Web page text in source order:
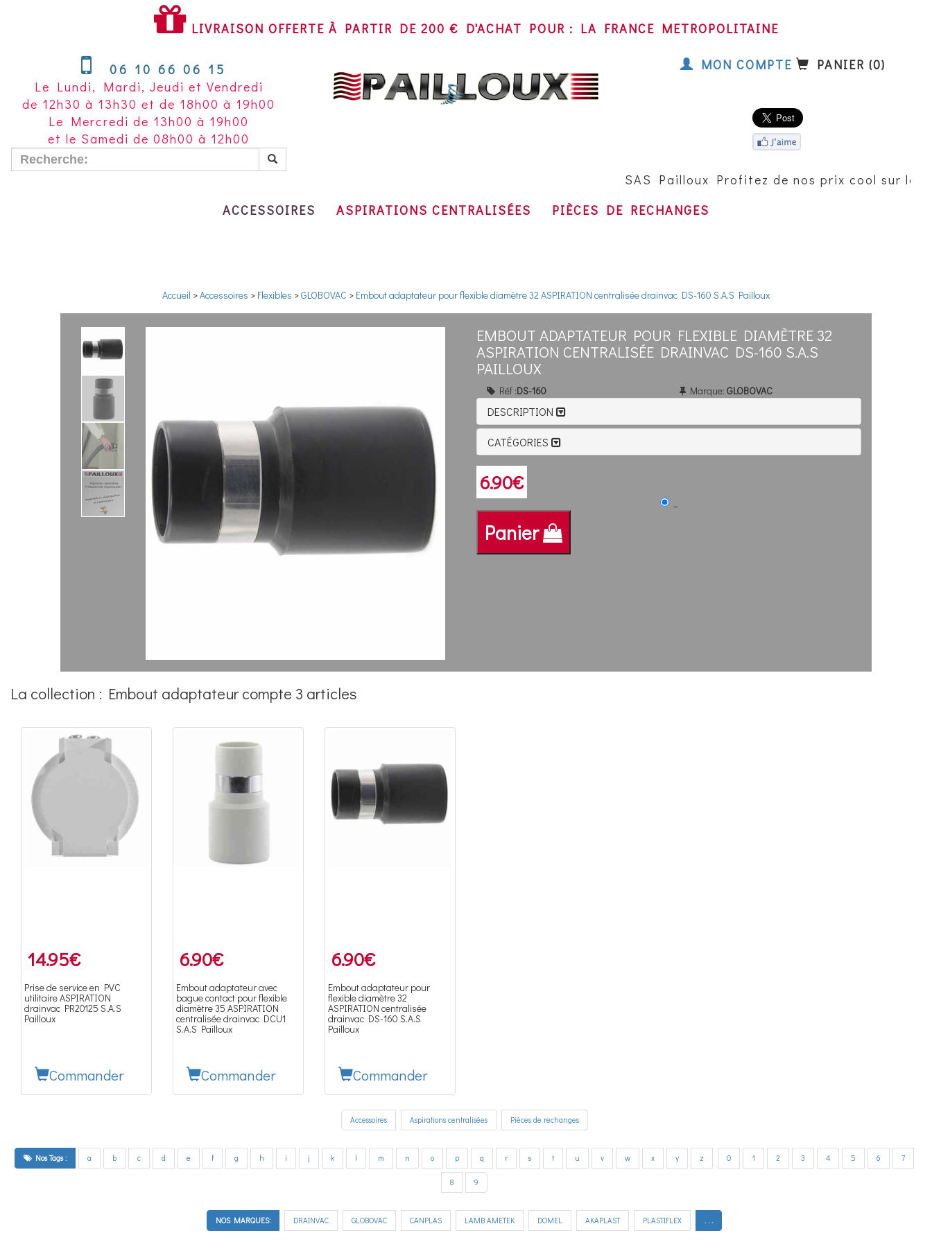
OFFERTE
PARTIR
DE
200
€
D'ACHAT
POUR
LIVRAISON OFFERTE À PARTIR DE 200 € D'ACHAT POUR : LA FRANCE METROPOLITAINE
06 10 66 06 15
Le Lundi, Mardi, Jeudi et Vendredi
de 12h30 à 13h30 et de 18h00 à 19h00
Le Mercredi de 13h00 à 19h00
et le Samedi de 08h00 à 12h00
MON COMPTE PANIER (0)
SAS Pailloux Profitez de nos prix cool sur les
ACCESSOIRES
ASPIRATIONS CENTRALISÉES PIÈCES DE RECHANGES
Accueil >Accessoires > Flexibles >GLOBOVAC > Embout adaptateur pour flexible diamètre 32 ASPIRATION centralisée drainvac DS-160 S.A.S Pailloux
EMBOUT ADAPTATEUR POUR FLEXIBLE DIAMÈTRE 32
ASPIRATION CENTRALISÉE DRAINVAC DS-160 S.A.S
PAILLOUX
Réf :DS-160 Marque: GLOBOVAC
DESCRIPTION
CATÉGORIES
6.90€
Panier
La collection : Embout adaptateur compte 3 articles
14.95€
Prise de service en PVC
utilitaire ASPIRATION
drainvac PR20125 S.A.S
Pailloux
Commander
6.90€
Embout adaptateur avec
bague contact pour flexible
diamètre 35 ASPIRATION
centralisée drainvac DCU1
S.A.S Pailloux
Commander
6.90€
Embout adaptateur pour
flexible diamètre 32
ASPIRATION centralisée
drainvac DS-160 S.A.S
Pailloux
Commander
Accessoires Aspirations centralisées Pièces de rechanges
Nos Tags : a b c d e f g h i j k l m n o p q r s t u v w x y z 0 1 2 3 4 5 6 7
8 9
NOS MARQUES: DRAINVAC GLOBOVAC CANPLAS LAMB AMETEK DOMEL AKAPLAST PLASTIFLEX . . .